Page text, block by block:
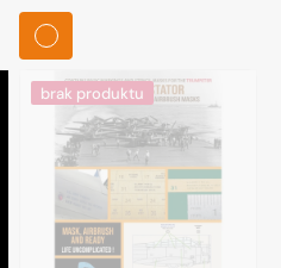
regularna
brak produktu